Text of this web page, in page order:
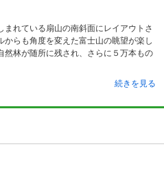
まれている扇山の南斜面にレイアウトさ
らも角度を変えた富士山の眺望が楽し
然林が随所に残され、さらに５万本もの
続きを見る